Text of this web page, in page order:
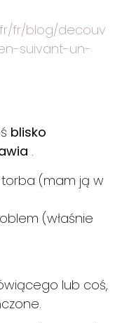
fr/blog/decouv
suivant-un-
blisko
.
(mam ją w
(właśnie
lub coś,